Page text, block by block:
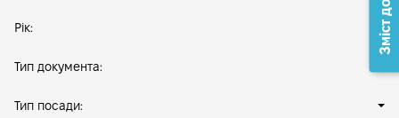
Рік:
Тип документа:
Тип посади: